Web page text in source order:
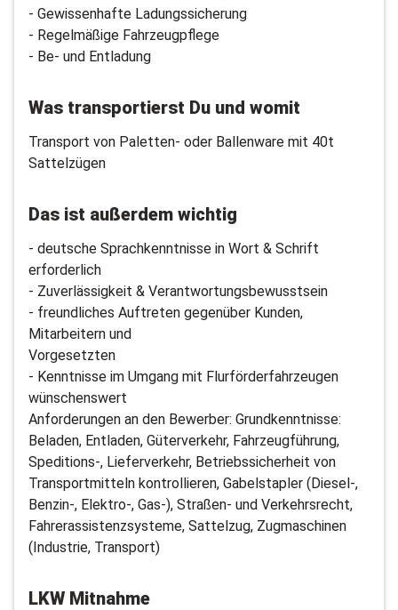
- Gewissenhafte Ladungssicherung
- Regelmäßige Fahrzeugpflege
- Be- und Entladung
Was transportierst Du und womit
Transport von Paletten- oder Ballenware mit 40t
Sattelzügen
Das ist außerdem wichtig
- deutsche Sprachkenntnisse in Wort & Schrift
erforderlich
- Zuverlässigkeit & Verantwortungsbewusstsein
- freundliches Auftreten gegenüber Kunden,
Mitarbeitern und
Vorgesetzten
- Kenntnisse im Umgang mit Flurförderfahrzeugen
wünschenswert
Anforderungen an den Bewerber: Grundkenntnisse:
Beladen, Entladen, Güterverkehr, Fahrzeugführung,
Speditions-, Lieferverkehr, Betriebssicherheit von
Transportmitteln kontrollieren, Gabelstapler (Diesel-,
Benzin-, Elektro-, Gas-), Straßen- und Verkehrsrecht,
Fahrerassistenzsysteme, Sattelzug, Zugmaschinen
(Industrie, Transport)
LKW Mitnahme